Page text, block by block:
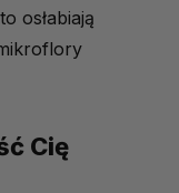
osłabiają
Cię